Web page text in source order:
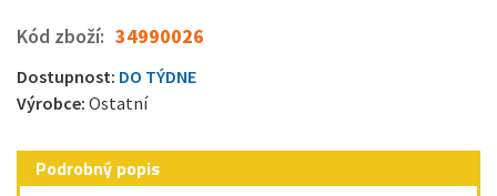
Kód zboží: 34990026
Dostupnost: DO TÝDNE
Výrobce: Ostatní
Podrobný popis